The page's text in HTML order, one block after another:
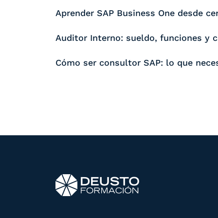
Aprender SAP Business One desde
Auditor Interno: sueldo, funciones y
Cómo ser consultor SAP: lo que